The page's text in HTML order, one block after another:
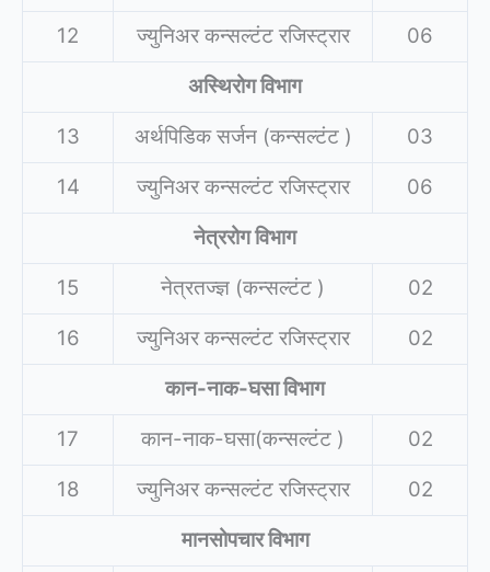
12
ज्युनिअर कन्सल्टंट रजिस्ट्रार
06
अस्थिरोग विभाग
13
अर्थपिडिक सर्जन (कन्सल्टंट )
03
14
ज्युनिअर कन्सल्टंट रजिस्ट्रार
06
नेत्ररोग विभाग
15
नेत्रतज्ज्ञ (कन्सल्टंट )
02
16
ज्युनिअर कन्सल्टंट रजिस्ट्रार
02
कान-नाक-घसा विभाग
17
कान-नाक-घसा(कन्सल्टंट )
02
18
ज्युनिअर कन्सल्टंट रजिस्ट्रार
02
मानसोपचार विभाग